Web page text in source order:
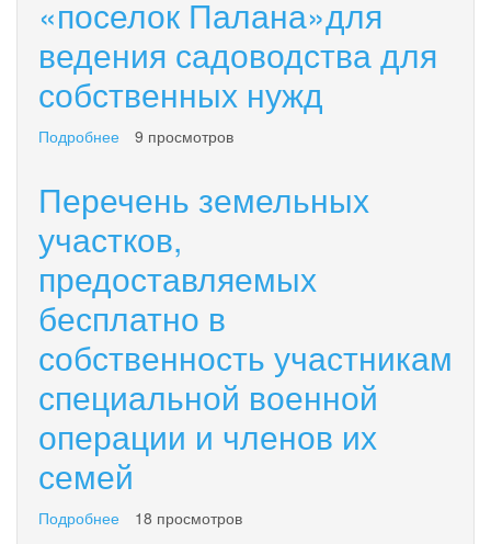
«поселок Палана»для
ведения садоводства для
собственных нужд
Подробнее
участков,
бесплатно
собственность
участникам
специальной
военной
операции
и
их
семей
на
территории
городского
9 просмотров
Перечень земельных
участков,
предоставляемых
бесплатно в
собственность участникам
специальной военной
операции и членов их
семей
Подробнее 18 просмотров